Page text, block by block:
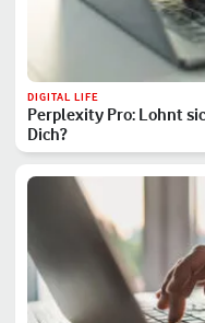
DIGITAL LIFE
Perplexity Pro: Lohnt
Dich?